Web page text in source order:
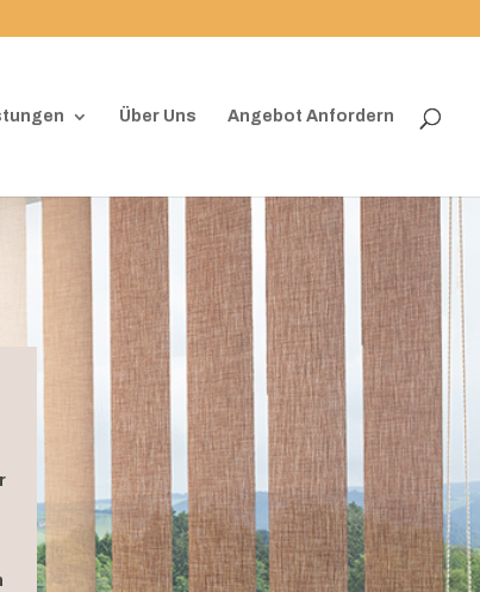
Über Uns Angebot Anfordern